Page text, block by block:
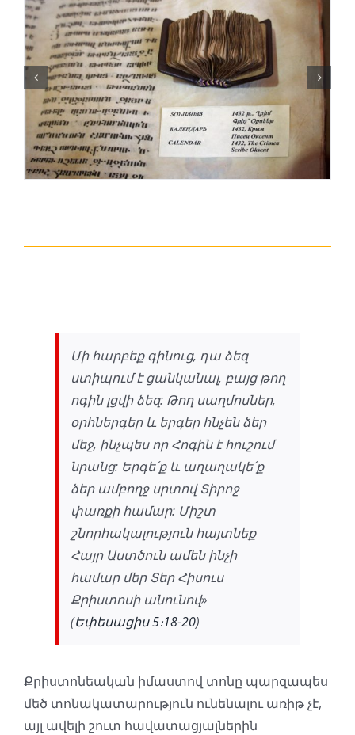
Մի հարբեք գինուց, դա ձեզ
ստիպում է ցանկանալ, բայց թող
ոգին լցվի ձեզ: Թող սաղմոսներ,
օրհներգեր և երգեր հնչեն ձեր
մեջ, ինչպես որ Հոգին է հուշում
նրանց: Երգե՛ք և աղաղակե՛ք
ձեր ամբողջ սրտով Տիրոջ
փառքի համար: Միշտ
շնորհակալություն հայտնեք
Հայր Աստծուն ամեն ինչի
համար մեր Տեր Հիսուս
Քրիստոսի անունով»
(Եփեսացիս 5։18-20)
Քրիստոնեական իմաստով տոնը պարզապես
մեծ տոնակատարություն ունենալու առիթ չէ,
այլ ավելի շուտ հավատացյալներին